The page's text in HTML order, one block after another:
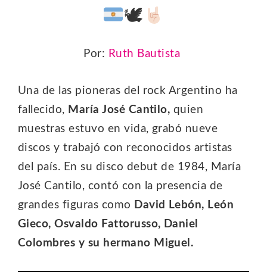
​🕊
Por: Ruth Bautista
Una de las pioneras del rock Argentino ha
fallecido, María José Cantilo, quien
muestras estuvo en vida, grabó nueve
discos y trabajó con reconocidos artistas
del país. En su disco debut de 1984, María
José Cantilo, contó con la presencia de
grandes figuras como David Lebón, León
Gieco, Osvaldo Fattorusso, Daniel
Colombres y su hermano Miguel.